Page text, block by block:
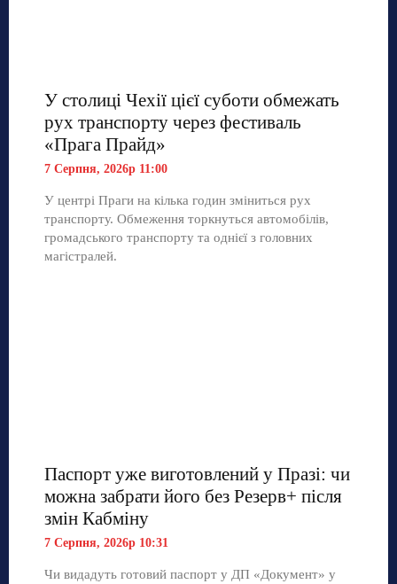
У столиці Чехії цієї суботи обмежать
рух транспорту через фестиваль
«Прага Прайд»
7 Серпня, 2026р 11:00
У центрі Праги на кілька годин зміниться рух
транспорту. Обмеження торкнуться автомобілів,
громадського транспорту та однієї з головних
магістралей.
Паспорт уже виготовлений у Празі: чи
можна забрати його без Резерв+ після
змін Кабміну
7 Серпня, 2026р 10:31
Чи видадуть готовий паспорт у ДП «Документ» у